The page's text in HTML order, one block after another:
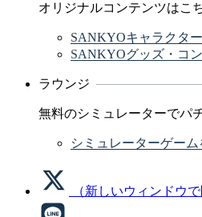
オリジナルコンテンツはこ
SANKYOキャラクタ
SANKYOグッズ・コ
ラウンジ
無料のシミュレーターでパ
シミュレーターゲーム
（新しいウィンドウで